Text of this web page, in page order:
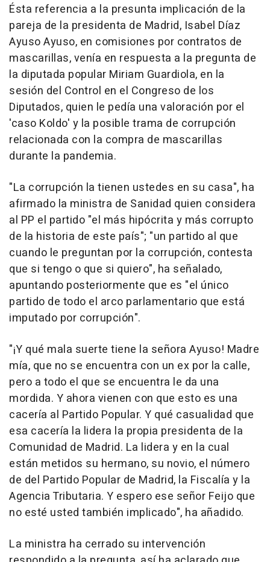
Ésta referencia a la presunta implicación de la
pareja de la presidenta de Madrid, Isabel Díaz
Ayuso Ayuso, en comisiones por contratos de
mascarillas, venía en respuesta a la pregunta de
la diputada popular Miriam Guardiola, en la
sesión del Control en el Congreso de los
Diputados, quien le pedía una valoración por el
'caso Koldo' y la posible trama de corrupción
relacionada con la compra de mascarillas
durante la pandemia.
"La corrupción la tienen ustedes en su casa", ha
afirmado la ministra de Sanidad quien considera
al PP el partido "el más hipócrita y más corrupto
de la historia de este país"; "un partido al que
cuando le preguntan por la corrupción, contesta
que si tengo o que si quiero", ha señalado,
apuntando posteriormente que es "el único
partido de todo el arco parlamentario que está
imputado por corrupción".
"¡Y qué mala suerte tiene la señora Ayuso! Madre
mía, que no se encuentra con un ex por la calle,
pero a todo el que se encuentra le da una
mordida. Y ahora vienen con que esto es una
cacería al Partido Popular. Y qué casualidad que
esa cacería la lidera la propia presidenta de la
Comunidad de Madrid. La lidera y en la cual
están metidos su hermano, su novio, el número
de del Partido Popular de Madrid, la Fiscalía y la
Agencia Tributaria. Y espero ese señor Feijo que
no esté usted también implicado", ha añadido.
La ministra ha cerrado su intervención